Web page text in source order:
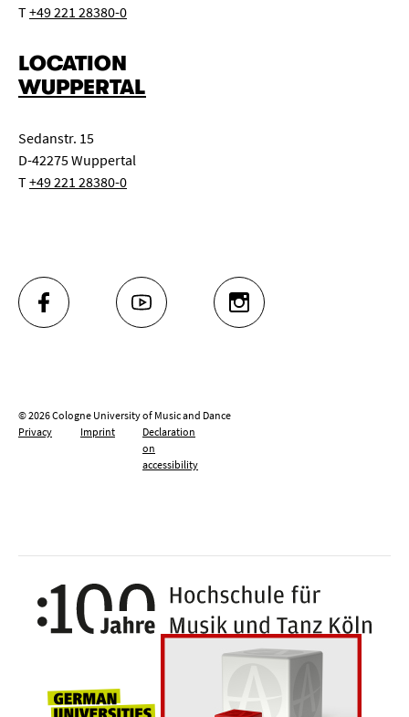
T+49 221 28380-0
LOCATION
WUPPERTAL
Sedanstr. 15
D-42275 Wuppertal
T+49 221 28380-0
FACEBOOK YOUTUBE INSTAGRAM
© 2026 Cologne University of Music and Dance
Privacy
Imprint
Declaration
on
accessibility